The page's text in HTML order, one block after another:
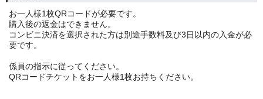
お一人様1枚QRコードが必要です。
購入後の返金はできません。
コンビニ決済を選択された方は別途手数料及び3日以内の入金が必
要です。
係員の指示に従ってください。
QRコードチケットをお一人様1枚お持ちください。